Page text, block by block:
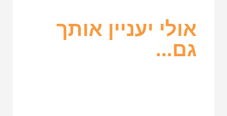
אולי יעניין אותך
גם...